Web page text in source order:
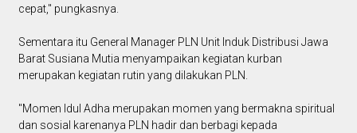
cepat," pungkasnya.
Sementara itu General Manager PLN Unit Induk Distribusi Jawa
Barat Susiana Mutia menyampaikan kegiatan kurban
merupakan kegiatan rutin yang dilakukan PLN.
"Momen Idul Adha merupakan momen yang bermakna spiritual
dan sosial karenanya PLN hadir dan berbagi kepada